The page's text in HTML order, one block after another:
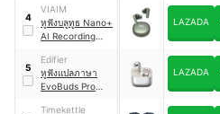
4
VIAIM
หูฟังบลูทูธ Nano+
AI Recording
Earbuds
LAZADA
5
Edifier
หูฟังแปลภาษา
EvoBuds Pro
LAZADA
Timekettle